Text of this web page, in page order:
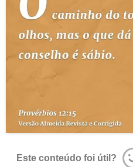
Este conteúdo foi útil?